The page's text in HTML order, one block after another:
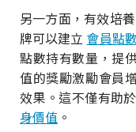
另一方面，有效培養
牌可以建立 會員點數
點數持有數量，提
值的獎勵激勵會員
效果。這不僅有助
身價值 。